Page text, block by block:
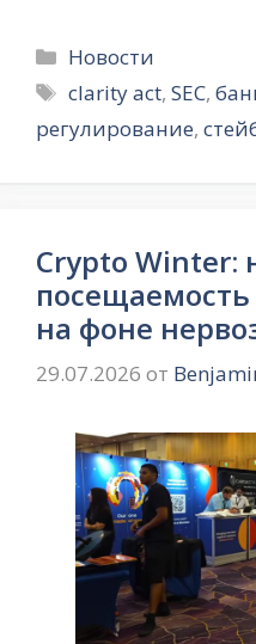
Рубрики
Новости
Метки
clarity act,SEC,
регулирование,
Crypto Winter:
на фоне
29.07.2026 от